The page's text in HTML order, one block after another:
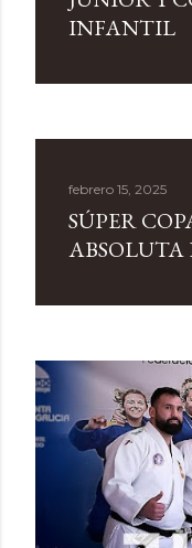
s
INFANTIL
febrero 15, 2025
SÚPER